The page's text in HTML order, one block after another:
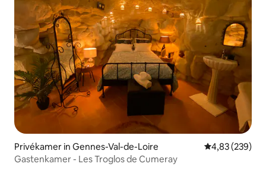
Privékamer in Gennes-Val-de-Loire Gemiddelde
4,83 (239)
Gastenkamer - Les Troglos de Cumeray